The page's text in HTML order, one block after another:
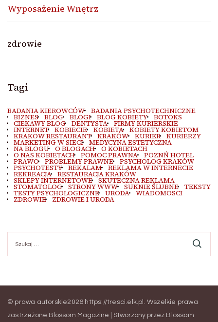
Wyposażenie Wnętrz
zdrowie
Tagi
BADANIA KIEROWCÓW BADANIA PSYCHOTECHNICZNE
BIZNES BLOG BLOGI BLOG KOBIETY BOTOKS
CIEKAWY BLOG DENTYSTA FIRMY KURIERSKIE
INTERNET KOBIECIE KOBIETA KOBIETY KOBIETOM
KRAKOW RESTAURANT KRAKÓW KURIER KURIERZY
MARKETING W SIECI MEDYCYNA ESTETYCZNA
NA BLOGU O BLOGACH O KOBIETACH
O NAS KOBIETACH POMOC PRAWNA POZNŃ HOTEL
PRAWO PROBLEMY PRAWNE PSYCHOLOG KRAKÓW
PSYCHOTESTY REKALAM REKLAMA W INTERNECIE
REKREACJA RESTAURACJA KRAKÓW
SKLEPY INTERNETOWE SKUTECZNA REKLAMA
STOMATOLOG STRONY WWW SUKNIE ŚLUBNE TEKSTY
TESTY PSYCHOLOGICZNE URODA WIADOMOSCI
ZDROWIE ZDROWIE I URODA
© prawa autorskie2026 https://tresci.elk.pl
. Wszelkie prawa
zastrzeżone. Blossom Magazine | Stworzony przez Blossom